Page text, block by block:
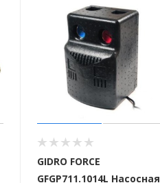
GIDRO FORCE
GFGP711.1014L Насосная